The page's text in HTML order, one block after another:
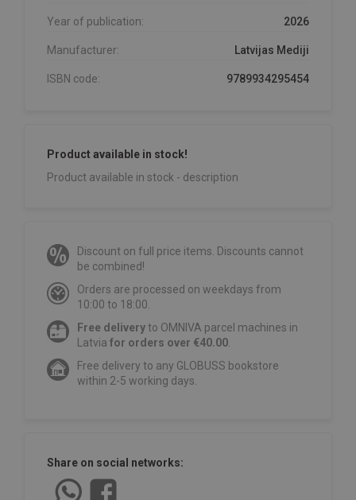
Year of publication: 2026
Manufacturer: Latvijas Mediji
ISBN code: 9789934295454
Product available in stock!
Product available in stock - description
Discount on full price items. Discounts cannot
be combined!
Orders are processed on weekdays from
10:00 to 18:00.
Free deliveryto OMNIVA parcel machines in
Latvia for orders over €40.00
Free delivery to any GLOBUSS bookstore
within 2-5 working days.
Share on social networks: